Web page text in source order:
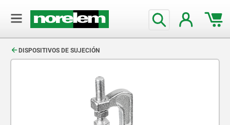
DISPOSITIVOS DE SUJECIÓN